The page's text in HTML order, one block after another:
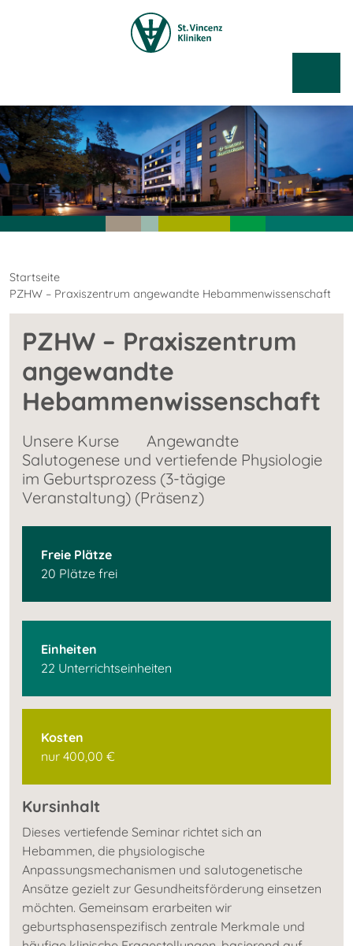
Startseite
PZHW – Praxiszentrum angewandte Hebammenwissenschaft
PZHW – Praxiszentrum
angewandte
Hebammenwissenschaft
Unsere Kurse
Angewandte
Salutogenese und vertiefende Physiologie
im Geburtsprozess (3-tägige
Veranstaltung) (Präsenz)
Freie Plätze
20 Plätze frei
Einheiten
22 Unterrichtseinheiten
Kosten
nur 400,00 €
Kursinhalt
Dieses vertiefende Seminar richtet sich an
Hebammen, die physiologische
Anpassungsmechanismen und salutogenetische
Ansätze gezielt zur Gesundheitsförderung einsetzen
möchten. Gemeinsam erarbeiten wir
geburtsphasenspezifisch zentrale Merkmale und